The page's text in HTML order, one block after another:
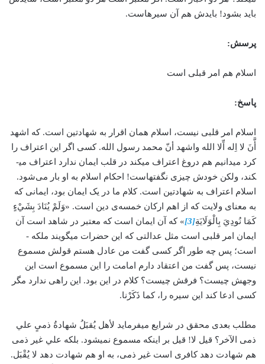
باید بشود! بایدش هم آن سیره­است.
پرسش:
اسلام هم امر قبلی است
پاسخ:
اسلام امر قلبی نیست، اسلام همان اقرار به شهادتین است. که اشهد
أَّنَ لا اِله اِّلا الله واشهد أنّ محمد رسول الله. کسی اگر این اعتراف را
کرد می­دانیم هم دروغ اعتراف می­کند در قلب ایمان ندارد اعتراف می­
کند، ولکن خودش چیزی نگفته­است! احکام اسلام به او بار می‌شود.
اسلام اعتراف به شهادتین است. کلام ما در یک ایمان بود، ایمانی که
به معنای ولایت که از اهم ارکان خمسه‌ی دین است. «وَلَمْ يُنَادَ بِشَيْ‏ءٍ
كَمَا نُودِيَ بِالْوَلَايَةِ[3]
» که آن ایمان است که معتبر در شاهد است آن
ایمان امر قلبی است مثل عدالتی که این حضرات می­گویند ملکه ­
است؛ پس چه ‌طور اگر کسی گفت من عادل هستم قولش مسموع
نیست، پس گفت من اعتقاد دارم امامت را این مسموع است این
وجهش چیست؟ فرقش چیست؟ کلام در این بود. این راهی ندارد مگر
کسی ادعا کند این سیره را، کما ذَکَرْنا.
مطلب بعدی محقق در شرایع می­فرماید لأهل یُقبَلُ شهادةُ ذمیٍ علي
ذمی الآخر؟ قیل لا! قیل بر اینکه مسموع نمی­شود. بلکه علي غیر ذمی
هم شهادت دهد کافری است غیر ذمی، به او هم شهادت دهد لا یُقْبَل.